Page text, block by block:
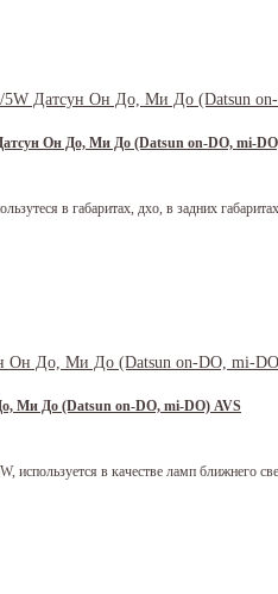
Он До, Ми До (Datsun on-DO, mi-
в габаритах, дхо, в задних
Ми До (Datsun on-DO, mi-DO) AVS
используется в качестве ламп ближнего